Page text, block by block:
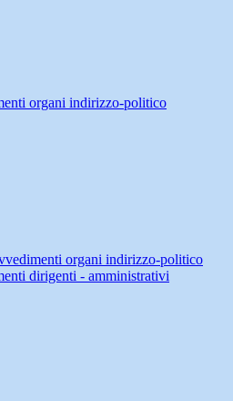
organi indirizzo-politico
organi indirizzo-politico
dirigenti - amministrativi